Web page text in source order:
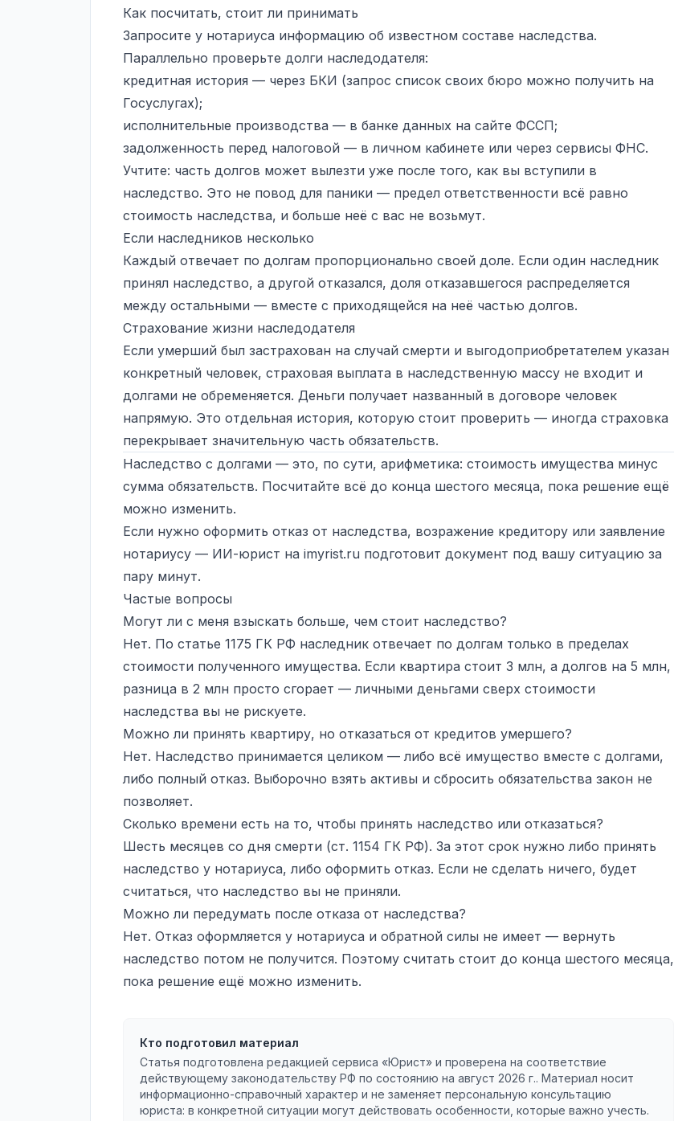
Как посчитать, стоит ли принимать
Запросите у нотариуса информацию об известном составе наследства.
Параллельно проверьте долги наследодателя:
кредитная история — через БКИ (запрос список своих бюро можно получить на
Госуслугах);
исполнительные производства — в банке данных на сайте ФССП;
задолженность перед налоговой — в личном кабинете или через сервисы ФНС.
Учтите: часть долгов может вылезти уже после того, как вы вступили в
наследство. Это не повод для паники — предел ответственности всё равно
стоимость наследства, и больше неё с вас не возьмут.
Если наследников несколько
Каждый отвечает по долгам пропорционально своей доле. Если один наследник
принял наследство, а другой отказался, доля отказавшегося распределяется
между остальными — вместе с приходящейся на неё частью долгов.
Страхование жизни наследодателя
Если умерший был застрахован на случай смерти и выгодоприобретателем указан
конкретный человек, страховая выплата в наследственную массу не входит и
долгами не обременяется. Деньги получает названный в договоре человек
напрямую. Это отдельная история, которую стоит проверить — иногда страховка
перекрывает значительную часть обязательств.
Наследство с долгами — это, по сути, арифметика: стоимость имущества минус
сумма обязательств. Посчитайте всё до конца шестого месяца, пока решение ещё
можно изменить.
Если нужно оформить отказ от наследства, возражение кредитору или заявление
нотариусу — ИИ-юрист на imyrist.ru подготовит документ под вашу ситуацию за
пару минут.
Частые вопросы
Могут ли с меня взыскать больше, чем стоит наследство?
Нет. По статье 1175 ГК РФ наследник отвечает по долгам только в пределах
стоимости полученного имущества. Если квартира стоит 3 млн, а долгов на 5 млн,
разница в 2 млн просто сгорает — личными деньгами сверх стоимости
наследства вы не рискуете.
Можно ли принять квартиру, но отказаться от кредитов умершего?
Нет. Наследство принимается целиком — либо всё имущество вместе с долгами,
либо полный отказ. Выборочно взять активы и сбросить обязательства закон не
позволяет.
Сколько времени есть на то, чтобы принять наследство или отказаться?
Шесть месяцев со дня смерти (ст. 1154 ГК РФ). За этот срок нужно либо принять
наследство у нотариуса, либо оформить отказ. Если не сделать ничего, будет
считаться, что наследство вы не приняли.
Можно ли передумать после отказа от наследства?
Нет. Отказ оформляется у нотариуса и обратной силы не имеет — вернуть
наследство потом не получится. Поэтому считать стоит до конца шестого месяца,
пока решение ещё можно изменить.
Кто подготовил материал
Статья подготовлена редакцией сервиса «Юрист» и проверена на соответствие
действующему законодательству РФ по состоянию на август 2026 г.. Материал носит
информационно-справочный характер и не заменяет персональную консультацию
юриста: в конкретной ситуации могут действовать особенности, которые важно учесть.